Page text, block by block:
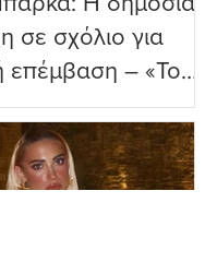
σε σχόλιο για
επέμβαση – «Το
σχόλιο που